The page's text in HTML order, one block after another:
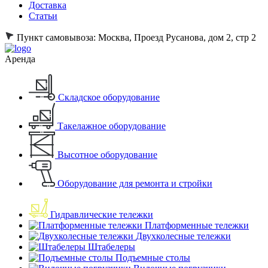
Доставка
Статьи
Пункт самовывоза: Москва, Проезд Русанова, дом 2, стр 2
Аренда
Складское оборудование
Такелажное оборудование
Высотное оборудование
Оборудование для ремонта и стройки
Гидравлические тележки
Платформенные тележки
Двухколесные тележки
Штабелеры
Подъемные столы